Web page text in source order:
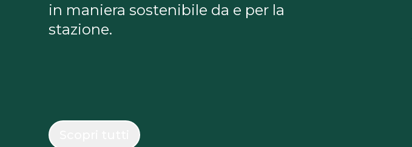
in maniera sostenibile da e per la
stazione.